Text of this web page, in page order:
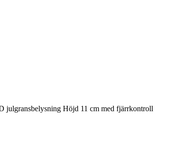
julgransbelysning Höjd 11 cm med fjärrkontroll